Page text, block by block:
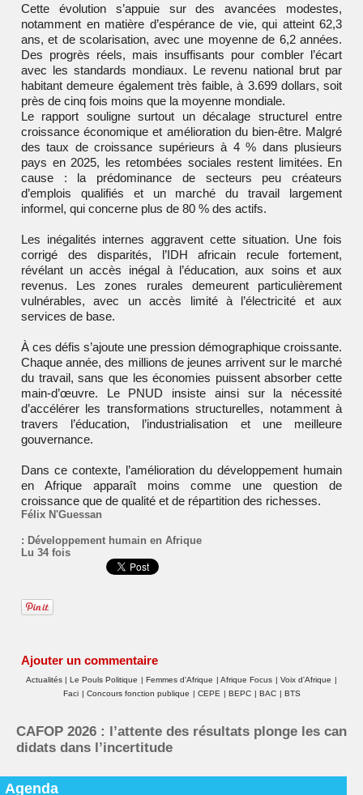
Cette évolution s’appuie sur des avancées modestes,
notamment en matière d’espérance de vie, qui atteint 62,3
ans, et de scolarisation, avec une moyenne de 6,2 années.
Des progrès réels, mais insuffisants pour combler l’écart
avec les standards mondiaux. Le revenu national brut par
habitant demeure également très faible, à 3.699 dollars, soit
près de cinq fois moins que la moyenne mondiale.
Le rapport souligne surtout un décalage structurel entre
croissance économique et amélioration du bien-être. Malgré
des taux de croissance supérieurs à 4 % dans plusieurs
pays en 2025, les retombées sociales restent limitées. En
cause : la prédominance de secteurs peu créateurs
d’emplois qualifiés et un marché du travail largement
informel, qui concerne plus de 80 % des actifs.
Les inégalités internes aggravent cette situation. Une fois
corrigé des disparités, l’IDH africain recule fortement,
révélant un accès inégal à l’éducation, aux soins et aux
revenus. Les zones rurales demeurent particulièrement
vulnérables, avec un accès limité à l’électricité et aux
services de base.
À ces défis s’ajoute une pression démographique croissante.
Chaque année, des millions de jeunes arrivent sur le marché
du travail, sans que les économies puissent absorber cette
main-d’œuvre. Le PNUD insiste ainsi sur la nécessité
d’accélérer les transformations structurelles, notamment à
travers l’éducation, l’industrialisation et une meilleure
gouvernance.
Dans ce contexte, l’amélioration du développement humain
en Afrique apparaît moins comme une question de
croissance que de qualité et de répartition des richesses.
Félix N'Guessan
: Développement humain en Afrique
Lu 34 fois
Ajouter un commentaire
Actualités | Le Pouls Politique | Femmes d'Afrique | Afrique Focus | Voix d'Afrique |
Faci | Concours fonction publique | CEPE | BEPC | BAC | BTS
CAFOP 2026 : l’attente des résultats plonge les can
didats dans l’incertitude
Agenda